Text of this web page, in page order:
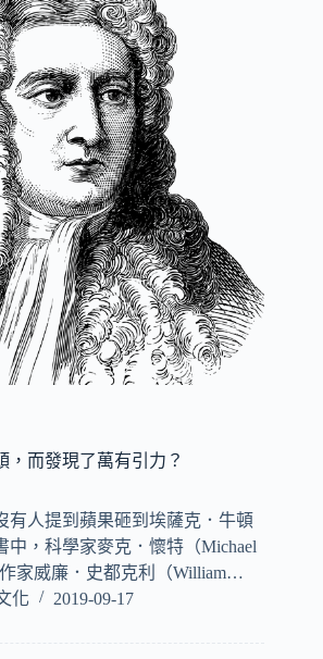
，而發現了萬有引力？
有人提到蘋果砸到埃薩克．牛頓
中，科學家麥克．懷特（Michael
家威廉．史都克利（William…
化
2019-09-17